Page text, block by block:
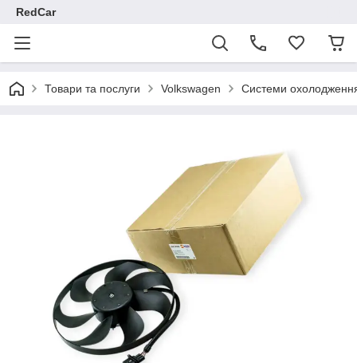
RedCar
Товари та послуги Volkswagen Системи